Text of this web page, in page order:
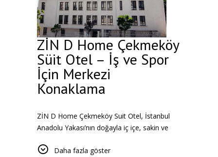
ZİN D Home Çekmeköy
Süit Otel – İş ve Spor
İçin Merkezi
Konaklama
ZİN D Home Çekmeköy Suit Otel, İstanbul
Anadolu Yakası’nın doğayla iç içe, sakin ve
huzurlu ve güvenli bir konaklama deneyimi
Daha fazla göster